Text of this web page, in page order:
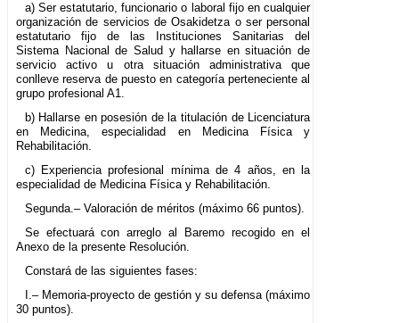
a) Ser estatutario, funcionario o laboral fijo en cualquier
organización de servicios de Osakidetza o ser personal
estatutario fijo de las Instituciones Sanitarias del
Sistema Nacional de Salud y hallarse en situación de
servicio activo u otra situación administrativa que
conlleve reserva de puesto en categoría perteneciente al
grupo profesional A1.
b) Hallarse en posesión de la titulación de Licenciatura
en Medicina, especialidad en Medicina Física y
Rehabilitación.
c) Experiencia profesional mínima de 4 años, en la
especialidad de Medicina Física y Rehabilitación.
Segunda.– Valoración de méritos (máximo 66 puntos).
Se efectuará con arreglo al Baremo recogido en el
Anexo de la presente Resolución.
Constará de las siguientes fases:
I.– Memoria-proyecto de gestión y su defensa (máximo
30 puntos).